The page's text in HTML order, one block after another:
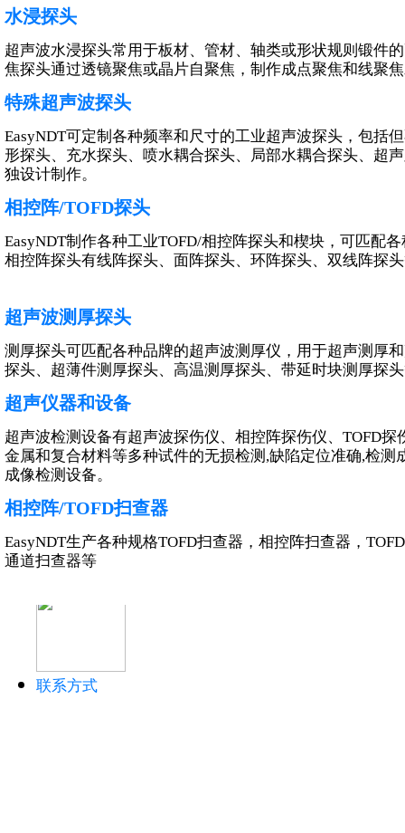
相控阵/TOFD探头
线阵探头
面阵探头（矩阵）
特殊阵列探头
相控阵楔块
连接器转换盒
TOFD探头及楔块
相控阵/TOFD扫查器
TOFD扫查器
相控阵扫查器
超声仪器和设备
超声波测厚仪
超声波探伤仪
超声波硬度计
联系方式
水浸探头
超声波水浸探头常用于板材、管材、轴类或形状规则锻件
焦探头通过透镜聚焦或晶片自聚焦，制作成点聚焦和线聚
特殊超声波探头
EasyNDT可定制各种频率和尺寸的工业超声波探头，包括
形探头、充水探头、喷水耦合探头、局部水耦合探头、超
独设计制作。
相控阵/TOFD探头
EasyNDT制作各种工业TOFD/相控阵探头和楔块，可匹配
相控阵探头有线阵探头、面阵探头、环阵探头、双线阵探
超声波测厚探头
测厚探头可匹配各种品牌的超声波测厚仪，用于超声测厚
探头、超薄件测厚探头、高温测厚探头、带延时块测厚探
超声仪器和设备
超声波检测设备有超声波探伤仪、相控阵探伤仪、TOFD
金属和复合材料等多种试件的无损检测,缺陷定位准确,检
成像检测设备。
相控阵/TOFD扫查器
EasyNDT生产各种规格TOFD扫查器，相控阵扫查器，
通道扫查器等